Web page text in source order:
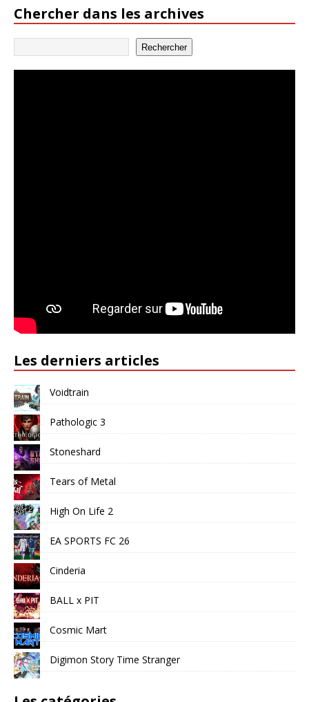
Chercher dans les archives
Rechercher
Les derniers articles
Voidtrain
Pathologic 3
Stoneshard
Tears of Metal
High On Life 2
EA SPORTS FC 26
Cinderia
BALL x PIT
Cosmic Mart
Digimon Story Time Stranger